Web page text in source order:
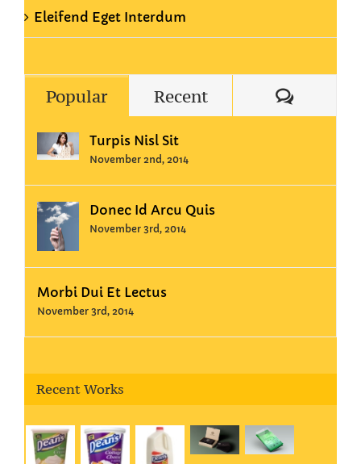
Eleifend Eget Interdum
Popular Recent
Turpis Nisl Sit
November 2nd, 2014
Donec Id Arcu Quis
November 3rd, 2014
Morbi Dui Et Lectus
November 3rd, 2014
Recent Works